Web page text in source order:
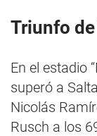
Triunfo
En el estadio
superó a
Nicolás
Rusch a los